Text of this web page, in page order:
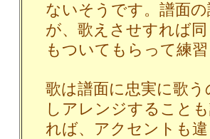
ないそうです。譜面
が、歌えさせすれば
もついてもらって練
歌は譜面に忠実に歌
しアレンジすること
れば、アクセントも